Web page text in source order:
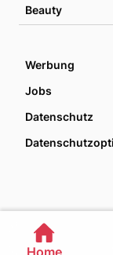
Beauty
Werbung
Jobs
Datenschutz
Home